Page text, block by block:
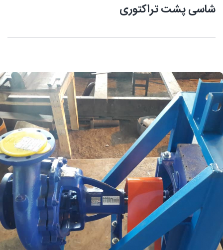
شاسی پشت تراکتوری